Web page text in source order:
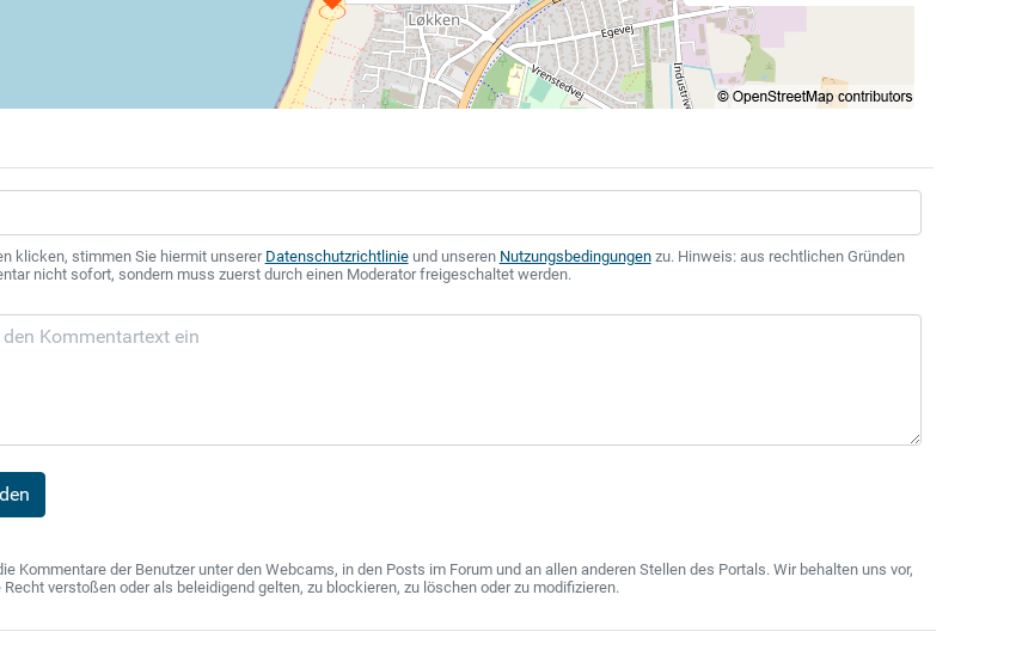
klicken, stimmen Sie hiermit unserer Datenschutzrichtlinieund unseren Nutzungsbedingungenzu. Hinweis: aus rechtlichen Gründen
nicht sofort, sondern muss zuerst durch einen Moderator freigeschaltet werden.
Kommentare der Benutzer unter den Webcams, in den Posts im Forum und an allen anderen Stellen des Portals. Wir behalten uns vor,
verstoßen oder als beleidigend gelten, zu blockieren, zu löschen oder zu modifizieren.